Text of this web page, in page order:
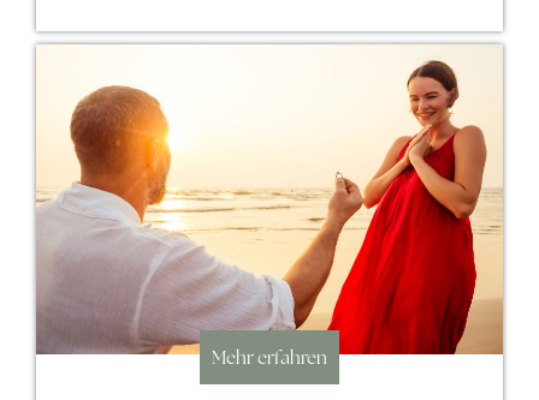
Mehr erfahren